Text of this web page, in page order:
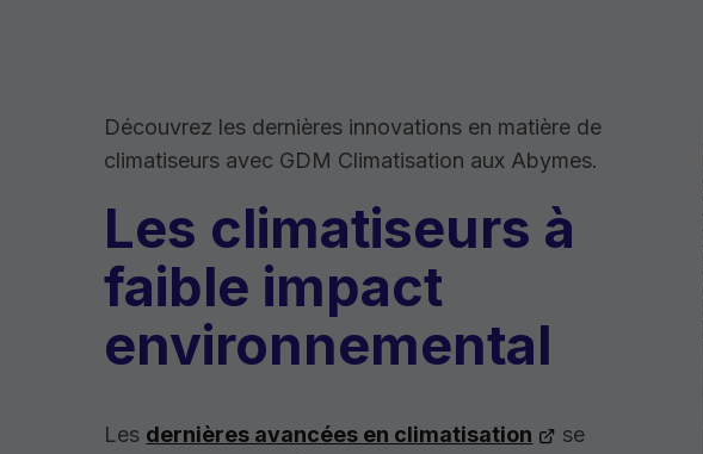
Découvrez les dernières innovations en matière de
climatiseurs avec GDM Climatisation aux Abymes.
Les climatiseurs à
faible impact
environnemental
Les dernières avancées en climatisation
se